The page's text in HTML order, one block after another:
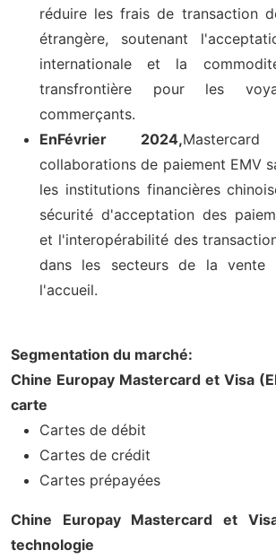
réduire les frais de transaction
étrangère, soutenant
internationale et la
transfrontière pour les
commerçants.
EnFévrier 2024,
collaborations de paiement EMV
les institutions financières
sécurité d'acceptation des
et l'interopérabilité des
dans les secteurs de la
l'accueil.
Segmentation du marché:
Chine Europay Mastercard et Visa
carte
Cartes de débit
Cartes de crédit
Cartes prépayées
Chine Europay Mastercard et
technologie